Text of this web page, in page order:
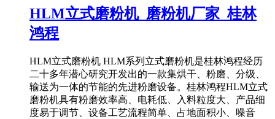
HLM立式磨粉机_磨粉机厂家_桂林
鸿程
HLM立式磨粉机 HLM系列立式磨粉机是桂林鸿程经历
二十多年潜心研究开发出的一款集烘干、粉磨、分级、
输送为一体的节能的先进粉磨设备。桂林鸿程HLM立式
磨粉机具有粉磨效率高、电耗低、入料粒度大、产品细
度易于调节、设备工艺流程简单、占地面积小、噪音